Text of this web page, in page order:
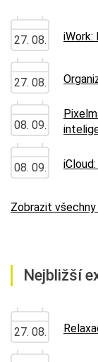
27. 08. iWork:
27. 08.
08. 09.
08. 09.
Zobrazit všechny
Nejbližší
27. 08.